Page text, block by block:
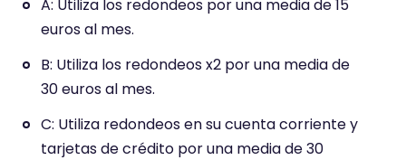
A: Utiliza los redondeos por una media de 15
euros al mes.
B: Utiliza los redondeos x2 por una media de
30 euros al mes.
C: Utiliza redondeos en su cuenta corriente y
tarjetas de crédito por una media de 30